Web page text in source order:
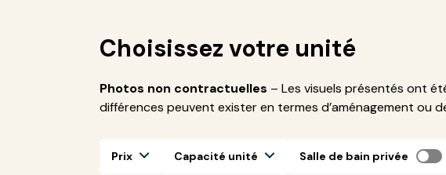
Choisissez votre unité
Photos non contractuelles – Les visuels présentés ont
différences peuvent exister en termes d’aménagement ou
Prix Capacité unité Salle de bain privée